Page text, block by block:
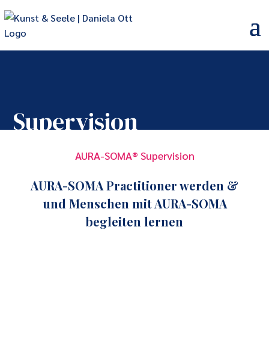
Supervision
AURA-SOMA® Supervision
AURA-SOMA Practitioner werden &
und Menschen mit AURA-SOMA
begleiten lernen